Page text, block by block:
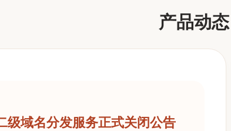
产品动态
级域名分发服务正式关闭公告